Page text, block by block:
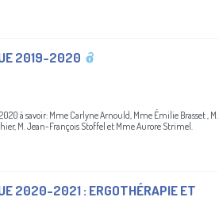
2019-2020
à savoir: Mme Carlyne Arnould, Mme Émilie Brasset , M.
M. Jean-François Stoffel et Mme Aurore Strimel.
2020-2021 : ERGOTHÉRAPIE ET